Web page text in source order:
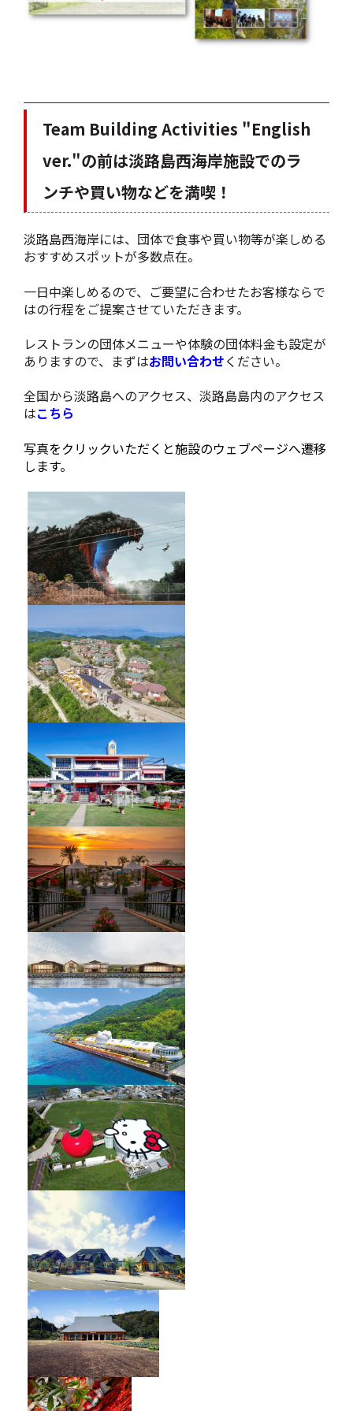
Team Building Activities "English
ver."の前は淡路島西海岸施設でのラ
ンチや買い物などを満喫！
淡路島西海岸には、団体で食事や買い物等が楽しめる
おすすめスポットが多数点在。
一日中楽しめるので、ご要望に合わせたお客様ならで
はの行程をご提案させていただきます。
レストランの団体メニューや体験の団体料金も設定が
ありますので、まずはお問い合わせください。
全国から淡路島へのアクセス、淡路島島内のアクセス
はこちら
写真をクリックいただくと施設のウェブページへ遷移
します。
GRAND CHARIOT 北斗七星135°
HELLO KITTY SHOWBOX
オーベルジュ フレンチの森